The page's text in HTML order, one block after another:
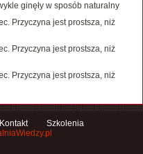
ginęły w sposób naturalny
Przyczyna jest prostsza, niż
Przyczyna jest prostsza, niż
Przyczyna jest prostsza, niż
Kontakt
Szkolenia